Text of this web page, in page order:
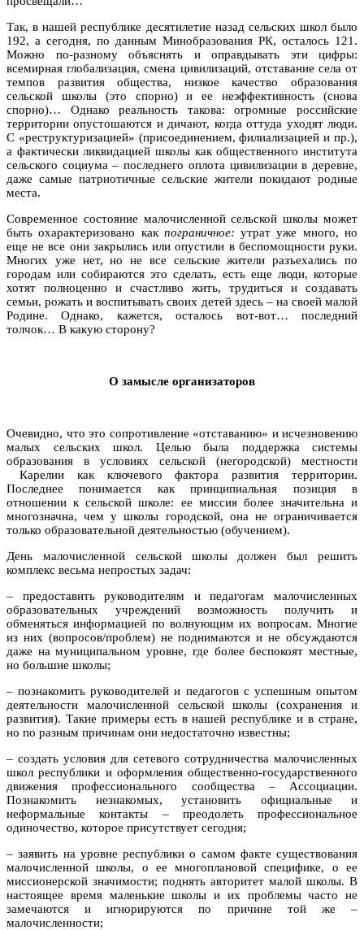
Так, в нашей республике десятилетие назад сельских школ было
192, а сегодня, по данным Минобразования РК, осталось 121.
Можно по-разному объяснять и оправдывать эти цифры:
всемирная глобализация, смена цивилизаций, отставание села от
темпов развития общества, низкое качество образования
сельской школы (это спорно) и ее неэффективность (снова
спорно)… Однако реальность такова: огромные российские
территории опустошаются и дичают, когда оттуда уходят люди.
С «реструктуризацией» (присоединением, филиализацией и пр.),
а фактически ликвидацией школы как общественного института
сельского социума – последнего оплота цивилизации в деревне,
даже самые патриотичные сельские жители покидают родные
места.
Современное состояние малочисленной сельской школы может
быть охарактеризовано как пограничное: утрат уже много, но
еще не все они закрылись или опустили в беспомощности руки.
Многих уже нет, но не все сельские жители разъехались по
городам или собираются это сделать, есть еще люди, которые
хотят полноценно и счастливо жить, трудиться и создавать
семьи, рожать и воспитывать своих детей здесь – на своей малой
Родине. Однако, кажется, осталось вот-вот… последний
толчок… В какую сторону?
О замысле организаторов
Очевидно, что это сопротивление «отставанию» и исчезновению
малых сельских школ. Целью была поддержка системы
образования в условиях сельской (негородской) местности
Карелии как ключевого фактора развития территории.
Последнее понимается как принципиальная позиция в
отношении к сельской школе: ее миссия более значительна и
многозначна, чем у школы городской, она не ограничивается
только образовательной деятельностью (обучением).
День малочисленной сельской школы должен был решить
комплекс весьма непростых задач:
– предоставить руководителям и педагогам малочисленных
образовательных учреждений возможность получить и
обменяться информацией по волнующим их вопросам. Многие
из них (вопросов/проблем) не поднимаются и не обсуждаются
даже на муниципальном уровне, где более беспокоят местные,
но большие школы;
– познакомить руководителей и педагогов с успешным опытом
деятельности малочисленной сельской школы (сохранения и
развития). Такие примеры есть в нашей республике и в стране,
но по разным причинам они недостаточно известны;
– создать условия для сетевого сотрудничества малочисленных
школ республики и оформления общественно-государственного
движения профессионального сообщества – Ассоциации.
Познакомить незнакомых, установить официальные и
неформальные контакты – преодолеть профессиональное
одиночество, которое присутствует сегодня;
– заявить на уровне республики о самом факте существования
малочисленной школы, о ее многоплановой специфике, о ее
миссионерской значимости; поднять авторитет малой школы. В
настоящее время маленькие школы и их проблемы часто не
замечаются и игнорируются по причине той же –
малочисленности;